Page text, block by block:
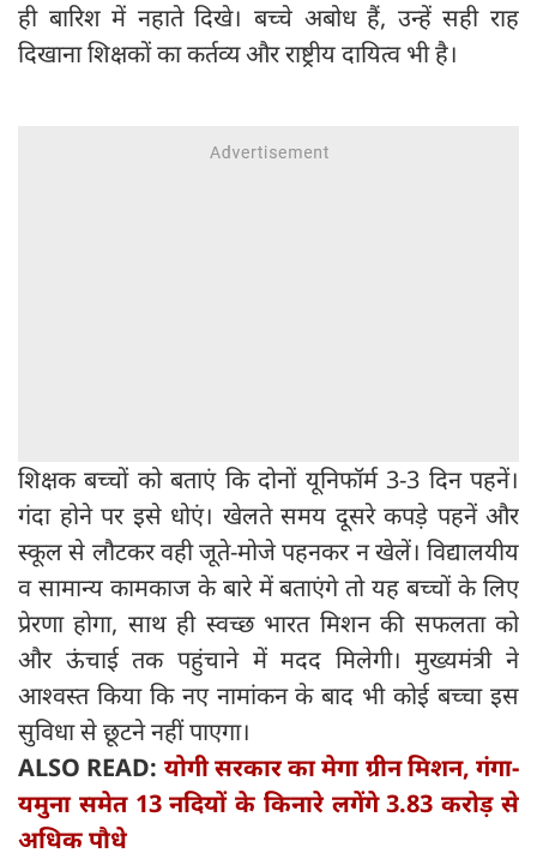
ही बारिश में नहाते दिखे। बच्चे अबोध हैं, उन्हें सही राह
दिखाना शिक्षकों का कर्तव्य और राष्ट्रीय दायित्व भी है।
शिक्षक बच्चों को बताएं कि दोनों यूनिफॉर्म 3-3 दिन पहनें।
गंदा होने पर इसे धोएं। खेलते समय दूसरे कपड़े पहनें और
स्कूल से लौटकर वही जूते-मोजे पहनकर न खेलें। विद्यालयीय
व सामान्य कामकाज के बारे में बताएंगे तो यह बच्चों के लिए
प्रेरणा होगा, साथ ही स्वच्छ भारत मिशन की सफलता को
और ऊंचाई तक पहुंचाने में मदद मिलेगी। मुख्यमंत्री ने
आश्वस्त किया कि नए नामांकन के बाद भी कोई बच्चा इस
सुविधा से छूटने नहीं पाएगा।
ALSO READ: योगी सरकार का मेगा ग्रीन मिशन, गंगा-
यमुना समेत 13 नदियों के किनारे लगेंगे 3.83 करोड़ से
अधिक पौधे